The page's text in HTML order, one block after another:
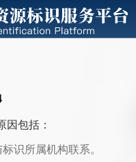
因包括：
识所属机构联系。